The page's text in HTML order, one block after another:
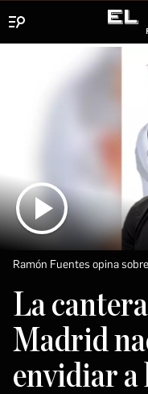
Ramón Fuentes opina
La
Madrid
envidiar a